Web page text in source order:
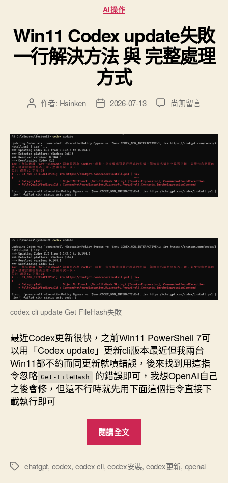
桌
布-
官
全
法”
分
類
AI操作
Win11 Codex update失敗
一行解決方法 與 完整處理
方式
文
者
作者: Hsinken
文
佈
2026-07-13
在
update
失
行
解
與
完
處
理
方
尚無留言
codex cli update Get-FileHash失敗
最近Codex更新很快，之前Win11 PowerShell 7可
以用「Codex update」更新cli版本最近但我兩台
Win11都不約而同更新就噴錯誤，後來找到用這指
令忽略 Get-FileHash
的錯誤即可，我想OpenAI自己
之後會修，但還不行時就先用下面這個指令直接下
載執行即可
閱讀全文
失
標
chatgpt, codex, codex cli,codex安裝, codex更新, openai